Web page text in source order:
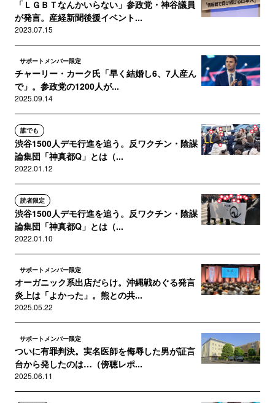
「ＬＧＢＴなんかいらない」参政党・神谷議員
が発言。産経新聞後援イベント...
2023.07.15
サポートメンバー限定
チャーリー・カーク氏「早く結婚し6、7人産ん
で」。参政党の1200人が...
2025.09.14
誰でも
渋谷1500人デモ行進を追う。反ワクチン・陰謀
論集団「神真都Q」とは（...
2022.01.12
読者限定
渋谷1500人デモ行進を追う。反ワクチン・陰謀
論集団「神真都Q」とは（...
2022.01.10
サポートメンバー限定
オーガニック系出店だらけ。沖縄戦めぐる発言
炎上は「よかった」。熊との共...
2025.05.22
サポートメンバー限定
ついに有罪判決。実名医師を侮辱した男が証言
台から発したのは…（傍聴レポ...
2025.06.11